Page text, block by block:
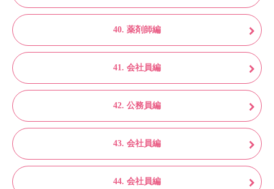
40. 薬剤師編
41. 会社員編
42. 公務員編
43. 会社員編
44. 会社員編